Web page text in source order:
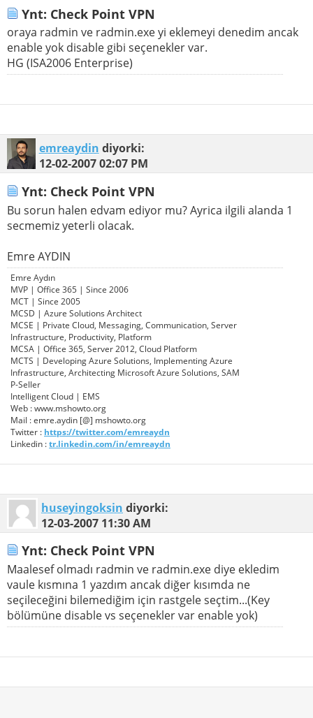
Ynt: Check Point VPN
oraya radmin ve radmin.exe yi eklemeyi denedim ancak
enable yok disable gibi seçenekler var.
HG (ISA2006 Enterprise)
emreaydin diyorki:
12-02-200702:07 PM
Ynt: Check Point VPN
Bu sorun halen edvam ediyor mu? Ayrica ilgili alanda 1
secmemiz yeterli olacak.
Emre AYDIN
Emre Aydın
MVP | Office 365 | Since 2006
MCT | Since 2005
MCSD | Azure Solutions Architect
MCSE | Private Cloud, Messaging, Communication, Server
Infrastructure, Productivity, Platform
MCSA | Office 365, Server 2012, Cloud Platform
MCTS | Developing Azure Solutions, Implementing Azure
Infrastructure, Architecting Microsoft Azure Solutions, SAM
P-Seller
Intelligent Cloud | EMS
Web : www.mshowto.org
Mail : emre.aydin [@] mshowto.org
Twitter : https://twitter.com/emreaydn
Linkedin :tr.linkedin.com/in/emreaydn
huseyingoksin diyorki:
12-03-2007 11:30 AM
Ynt: Check Point VPN
Maalesef olmadı radmin ve radmin.exe diye ekledim
vaule kısmına 1 yazdım ancak diğer kısımda ne
seçileceğini bilemediğim için rastgele seçtim...(Key
bölümüne disable vs seçenekler var enable yok)